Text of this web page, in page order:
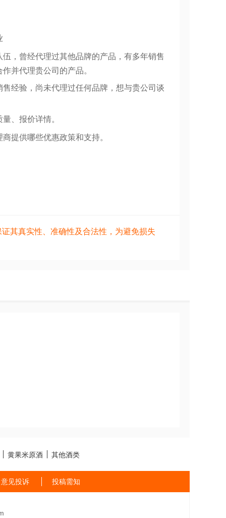
，曾经代理过其他品牌的产品，有多年销售
并代理贵公司的产品。
经验，尚未代理过任何品牌，想与贵公司谈
、报价详情。
提供哪些优惠政策和支持。
其真实性、准确性及合法性，为避免损失
黄果米原酒 其他酒类
意见投诉 投稿需知